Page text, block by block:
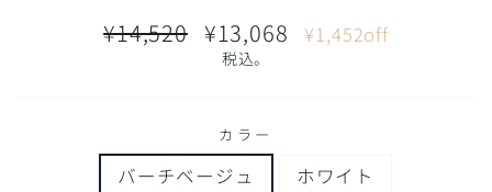
通
¥14,520
販
売
¥13,068 ¥1,452off
税込。
カラー
バーチベージュ ホワイト